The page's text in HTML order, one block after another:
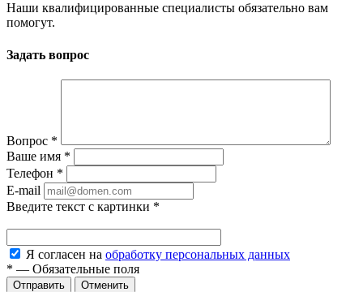
Наши квалифицированные специалисты обязательно вам
помогут.
Задать вопрос
Вопрос *
Ваше имя *
Телефон *
E-mail
Введите текст с картинки *
Я согласен на обработку персональных данных
* — Обязательные поля
Отменить